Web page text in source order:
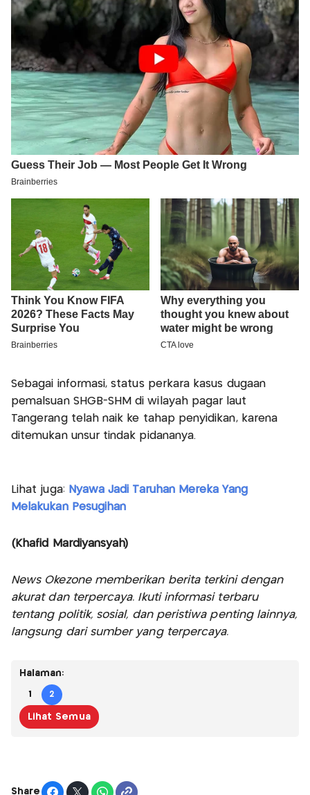
Sebagai informasi, status perkara kasus dugaan
pemalsuan SHGB-SHM di wilayah pagar laut
Tangerang telah naik ke tahap penyidikan, karena
ditemukan unsur tindak pidananya.
Lihat juga: Nyawa Jadi Taruhan Mereka Yang
Melakukan Pesugihan
(Khafid Mardiyansyah)
News Okezone memberikan berita terkini dengan
akurat dan terpercaya. Ikuti informasi terbaru
tentang politik, sosial, dan peristiwa penting lainnya,
langsung dari sumber yang terpercaya.
Halaman:
1 2
Lihat Semua
Share